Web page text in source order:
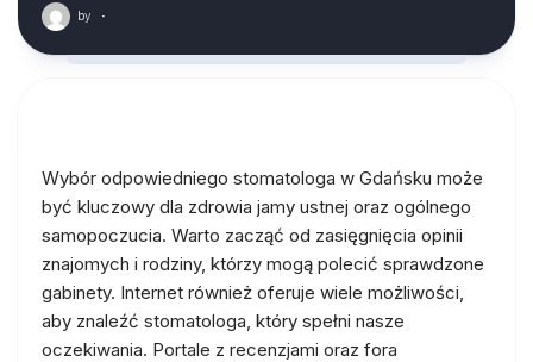
by ·
Wybór odpowiedniego stomatologa w Gdańsku może
być kluczowy dla zdrowia jamy ustnej oraz ogólnego
samopoczucia. Warto zacząć od zasięgnięcia opinii
znajomych i rodziny, którzy mogą polecić sprawdzone
gabinety. Internet również oferuje wiele możliwości,
aby znaleźć stomatologa, który spełni nasze
oczekiwania. Portale z recenzjami oraz fora